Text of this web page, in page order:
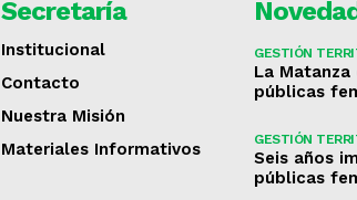
Secretaría
Institucional
Contacto
Nuestra Misión
Materiales Informativos
GESTIÓN
La
públicas
GESTIÓN
Seis años
públicas